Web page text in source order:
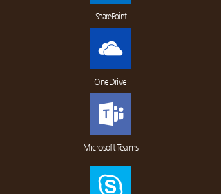
SharePoint
OneDrive
Microsoft Teams